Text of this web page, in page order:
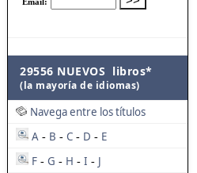
29556 NUEVOS libros*
(la mayoría de idiomas)
Navega entre los títulos
A - B - C - D - E
F - G - H - I - J